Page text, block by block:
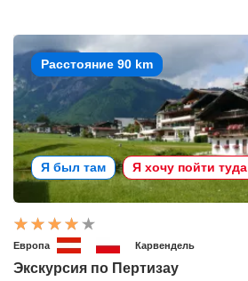
Расстояние 90 km
Я был там Я хочу пойти туда
Европа Карвендель
Экскурсия по Пертизау